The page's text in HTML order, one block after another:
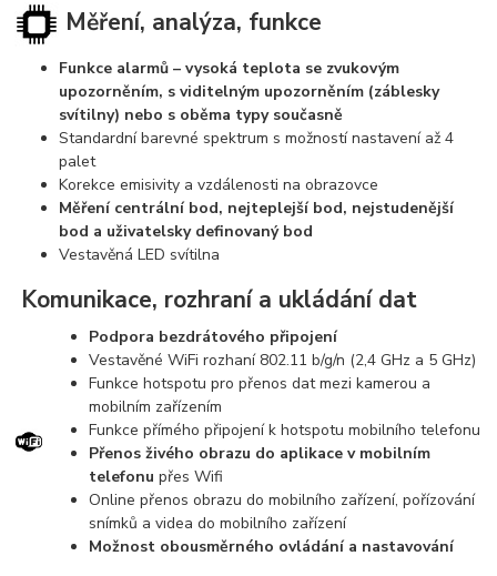
Měření, analýza, funkce
Funkce alarmů – vysoká teplota se zvukovým
upozorněním, s viditelným upozorněním (záblesky
svítilny) nebo s oběma typy současně
Standardní barevné spektrum s možností nastavení až 4
palet
Korekce emisivity a vzdálenosti na obrazovce
Měření centrální bod, nejteplejší bod, nejstudenější
bod a uživatelsky definovaný bod
Vestavěná LED svítilna
Komunikace, rozhraní a ukládání dat
Podpora bezdrátového připojení
Vestavěné WiFi rozhaní 802.11 b/g/n (2,4 GHz a 5 GHz)
Funkce hotspotu pro přenos dat mezi kamerou a
mobilním zařízením
Funkce přímého připojení k hotspotu mobilního telefonu
Přenos živého obrazu do aplikace v mobilním
telefonu přes Wifi
Online přenos obrazu do mobilního zařízení, pořízování
snímků a videa do mobilního zařízení
Možnost obousměrného ovládání a nastavování